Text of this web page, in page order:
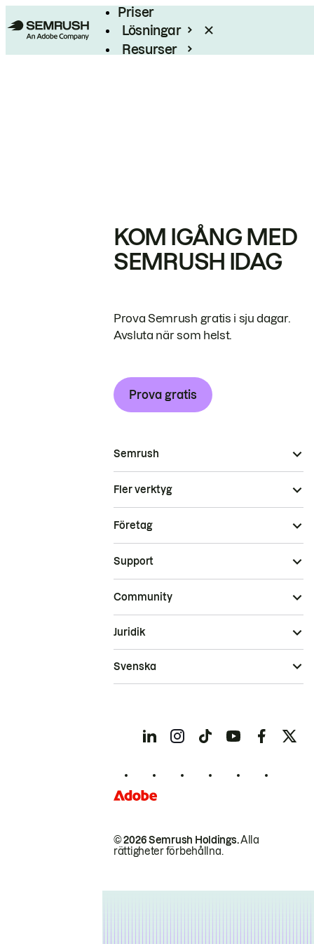
Priser
Lösningar
Resurser
KOM IGÅNG MED
SEMRUSH IDAG
Prova Semrush gratis i sju dagar.
Avsluta när som helst.
Prova gratis
Semrush
Fler verktyg
Företag
Support
Community
© 2026 Semrush Holdings.Alla
rättigheter förbehållna.
Juridik
Svenska